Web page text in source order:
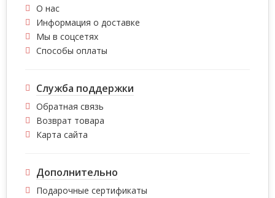
О нас
Информация о доставке
Мы в соцсетях
Способы оплаты
Служба поддержки
Обратная связь
Возврат товара
Карта сайта
Дополнительно
Подарочные сертификаты